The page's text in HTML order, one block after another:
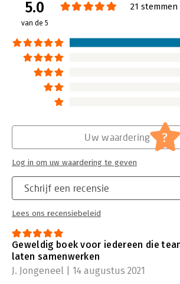
5.0
van de 5
21 stemmen
Schrijf een recensie
Lees ons recensiebeleid
Uw waardering ?
Log in om uw waardering te geven
Geweldig boek voor iedereen die
laten samenwerken
J. Jongeneel | 14 augustus 2021